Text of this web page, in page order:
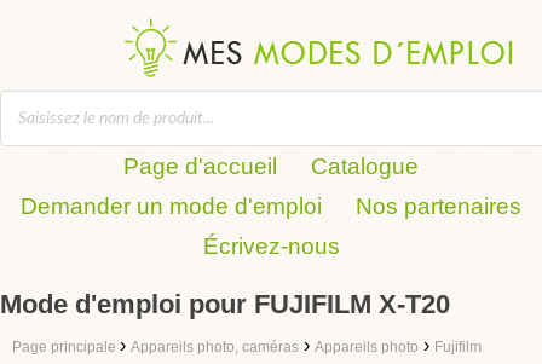
Page d'accueil
Catalogue
Demander un mode d'emploi
Nos partenaires
Écrivez-nous
Mode d'emploi pour FUJIFILM X-T20
Page principale › Appareils photo, caméras › Appareils photo › Fujifilm